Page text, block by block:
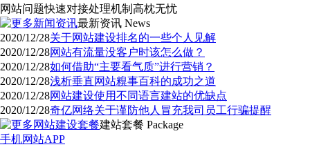
网站问题快速对接处理机制高枕无忧
最新资讯 News
2020/12/28关于网站建设排名的一些个人见解
2020/12/28网站有流量没客户时该怎么做？
2020/12/28如何借助“主要看气质”进行营销？
2020/12/28浅析垂直网站糗事百科的成功之道
2020/12/28网站建设使用不同语言建站的优缺点
2020/12/28奇亿网络关于谨防他人冒充我司员工行骗提醒
建站套餐 Package
手机网站APP